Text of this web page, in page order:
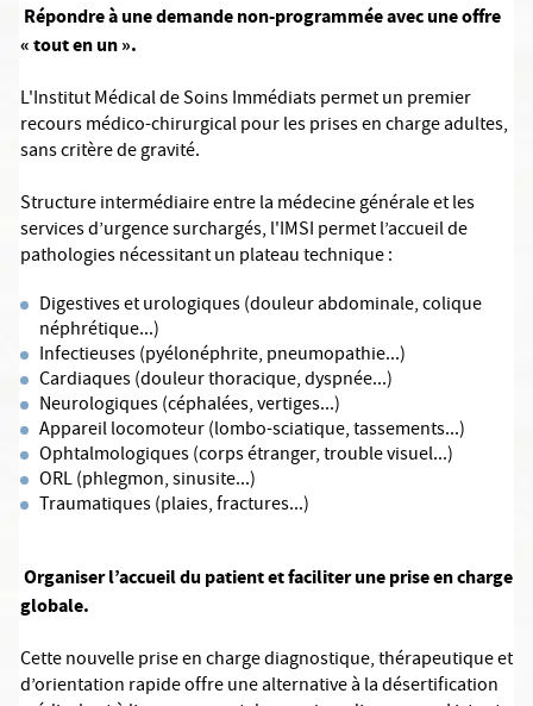
Répondre à une demande non-programmée avec une offre
« tout en un ».
L'Institut Médical de Soins Immédiats permet un premier
recours médico-chirurgical pour les prises en charge adultes,
sans critère de gravité.
Structure intermédiaire entre la médecine générale et les
services d’urgence surchargés, l'IMSI permet l’accueil de
pathologies nécessitant un plateau technique :
Digestives et urologiques (douleur abdominale, colique
néphrétique...)
Infectieuses (pyélonéphrite, pneumopathie...)
Cardiaques (douleur thoracique, dyspnée...)
Neurologiques (céphalées, vertiges...)
Appareil locomoteur (lombo-sciatique, tassements...)
Ophtalmologiques (corps étranger, trouble visuel...)
ORL (phlegmon, sinusite...)
Traumatiques (plaies, fractures...)
Organiser l’accueil du patient et faciliter une prise en charge
globale.
Cette nouvelle prise en charge diagnostique, thérapeutique et
d’orientation rapide offre une alternative à la désertification